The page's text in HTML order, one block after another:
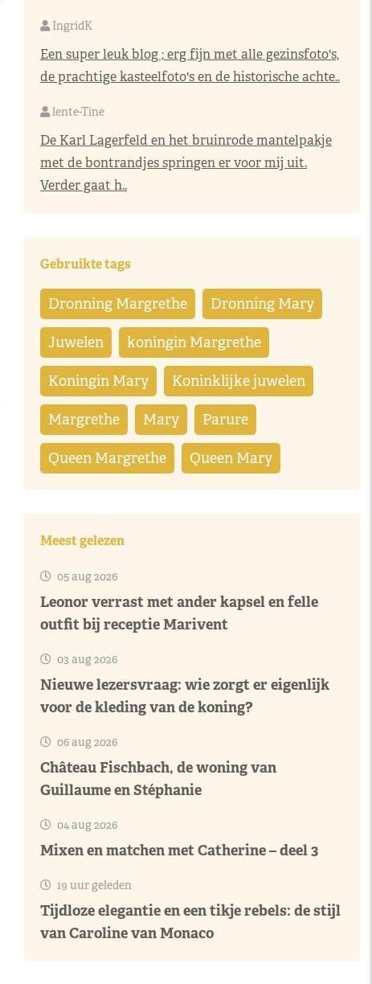
IngridK
Een super leuk blog ; erg fijn met alle gezinsfoto's,
de prachtige kasteelfoto's en de historische achte..
lente-Tine
De Karl Lagerfeld en het bruinrode mantelpakje
met de bontrandjes springen er voor mij uit.
Verder gaat h..
Gebruikte tags
Dronning Margrethe Dronning Mary
Juwelen koningin Margrethe
Koningin Mary Koninklijke juwelen
Margrethe Mary Parure
Queen Margrethe Queen Mary
Meest gelezen
05 aug 2026
Leonor verrast met ander kapsel en felle
outfit bij receptie Marivent
03 aug 2026
Nieuwe lezersvraag: wie zorgt er eigenlijk
voor de kleding van de koning?
06 aug 2026
Château Fischbach, de woning van
Guillaume en Stéphanie
04 aug 2026
Mixen en matchen met Catherine – deel 3
19 uur geleden
Tijdloze elegantie en een tikje rebels: de stijl
van Caroline van Monaco